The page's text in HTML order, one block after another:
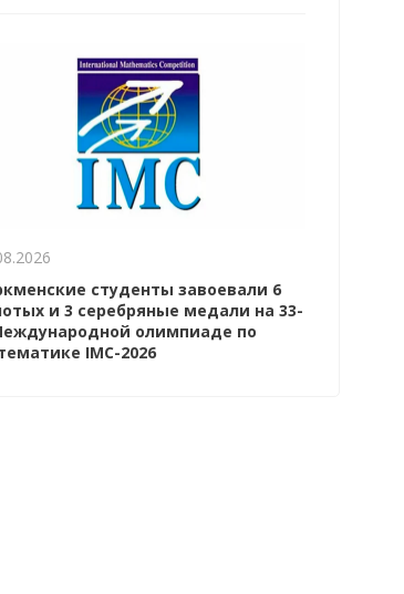
студенты завоевали 6
и 3 серебряные медали на 33-
олимпиаде по
IMC-2026